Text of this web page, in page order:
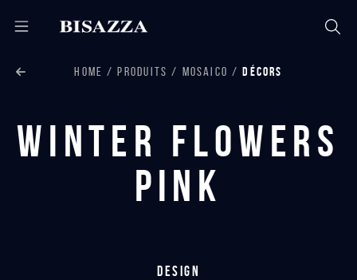
HOME PRODUITS MOSAICO DÉCORS
Winter Flowers
Pink
Design